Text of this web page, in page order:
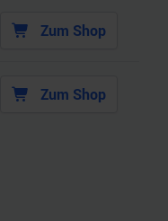
Zum Shop
Zum Shop